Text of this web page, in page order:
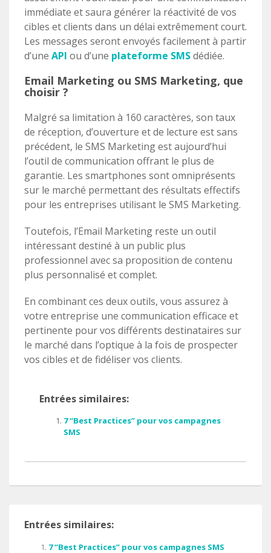
immédiate et saura générer la réactivité de vos
cibles et clients dans un délai extrêmement court.
Les messages seront envoyés facilement à partir
d’une API ou d’une plateforme SMSdédiée.
Email Marketing ou SMS Marketing, que
choisir ?
Malgré sa limitation à 160 caractères, son taux
de réception, d’ouverture et de lecture est sans
précédent, le SMS Marketing est aujourd’hui
l’outil de communication offrant le plus de
garantie. Les smartphones sont omniprésents
sur le marché permettant des résultats effectifs
pour les entreprises utilisant le SMS Marketing.
Toutefois, l’Email Marketing reste un outil
intéressant destiné à un public plus
professionnel avec sa proposition de contenu
plus personnalisé et complet.
En combinant ces deux outils, vous assurez à
votre entreprise une communication efficace et
pertinente pour vos différents destinataires sur
le marché dans l’optique à la fois de prospecter
vos cibles et de fidéliser vos clients.
Entrées similaires:
7 “Best Practices” pour vos campagnes
SMS
Entrées similaires:
7 “Best Practices” pour vos campagnes SMS